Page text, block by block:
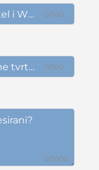
0/100
0/100
0/1000